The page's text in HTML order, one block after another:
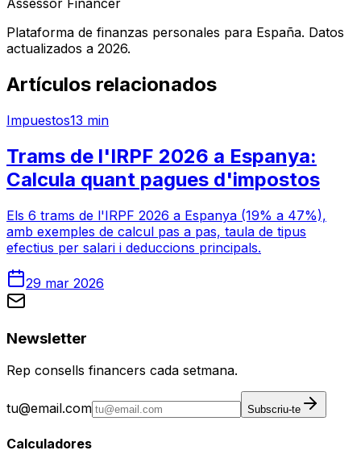
Assessor Financer
Plataforma de finanzas personales para España. Datos
actualizados a 2026.
Artículos relacionados
Impuestos13 min
Trams de l'IRPF 2026 a Espanya:
Calcula quant pagues d'impostos
Els 6 trams de l'IRPF 2026 a Espanya (19% a 47%),
amb exemples de calcul pas a pas, taula de tipus
efectius per salari i deduccions principals.
29 mar 2026
Newsletter
Rep consells financers cada setmana.
tu@email.com Subscriu-te
Calculadores